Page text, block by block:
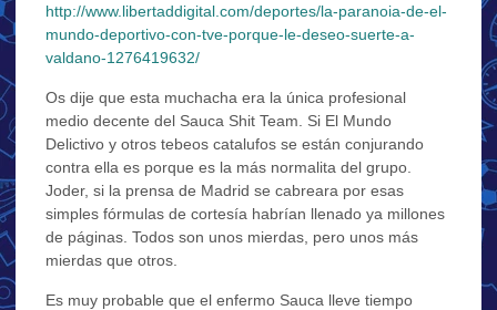
http://www.libertaddigital.com/deportes/la-paranoia-de-el-
mundo-deportivo-con-tve-porque-le-deseo-suerte-a-
valdano-1276419632/
Os dije que esta muchacha era la única profesional
medio decente del Sauca Shit Team. Si El Mundo
Delictivo y otros tebeos catalufos se están conjurando
contra ella es porque es la más normalita del grupo.
Joder, si la prensa de Madrid se cabreara por esas
simples fórmulas de cortesía habrían llenado ya millones
de páginas. Todos son unos mierdas, pero unos más
mierdas que otros.
Es muy probable que el enfermo Sauca lleve tiempo